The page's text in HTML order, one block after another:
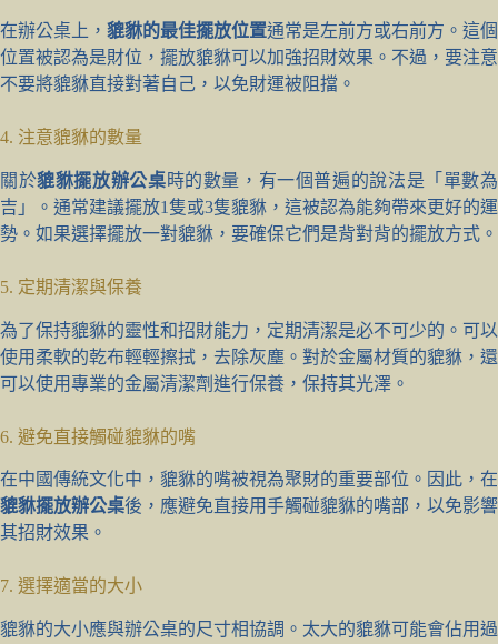
在辦公桌上， 貔貅的最佳擺放位置通常是左前方或右前方。這個
位置被認為是財位，擺放貔貅可以加強招財效果。不過，要注意
不要將貔貅直接對著自己，以免財運被阻擋。
4. 注意貔貅的數量
關於貔貅擺放辦公桌時的數量，有一個普遍的說法是「單數為
吉」。通常建議擺放1隻或3隻貔貅，這被認為能夠帶來更好的運
勢。如果選擇擺放一對貔貅，要確保它們是背對背的擺放方式。
5. 定期清潔與保養
為了保持貔貅的靈性和招財能力，定期清潔是必不可少的。可以
使用柔軟的乾布輕輕擦拭，去除灰塵。對於金屬材質的貔貅，還
可以使用專業的金屬清潔劑進行保養，保持其光澤。
6. 避免直接觸碰貔貅的嘴
在中國傳統文化中，貔貅的嘴被視為聚財的重要部位。因此，在
貔貅擺放辦公桌後，應避免直接用手觸碰貔貅的嘴部，以免影響
其招財效果。
7. 選擇適當的大小
貔貅的大小應與辦公桌的尺寸相協調。太大的貔貅可能會佔用過